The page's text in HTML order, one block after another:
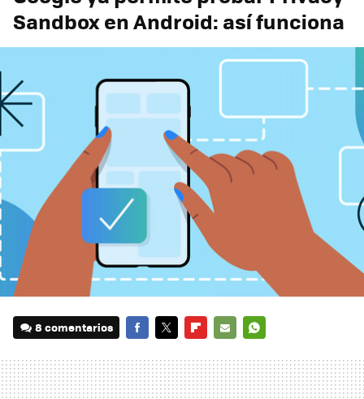
Sandbox en Android: así funciona
8 comentarios
MAIL